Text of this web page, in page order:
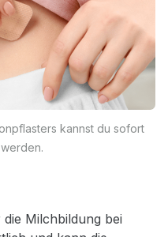
kannst du sofort
Milchbildung bei